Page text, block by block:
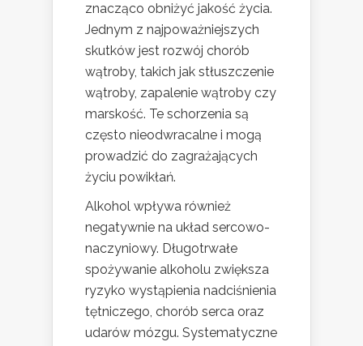
znacząco obniżyć jakość życia.
Jednym z najpoważniejszych
skutków jest rozwój chorób
wątroby, takich jak stłuszczenie
wątroby, zapalenie wątroby czy
marskość. Te schorzenia są
często nieodwracalne i mogą
prowadzić do zagrażających
życiu powikłań.
Alkohol wpływa również
negatywnie na układ sercowo-
naczyniowy. Długotrwałe
spożywanie alkoholu zwiększa
ryzyko wystąpienia nadciśnienia
tętniczego, chorób serca oraz
udarów mózgu. Systematyczne